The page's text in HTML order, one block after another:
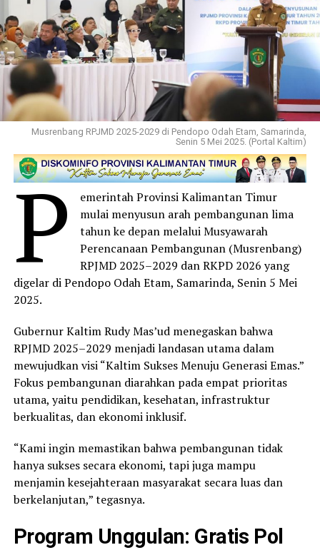
Musrenbang RPJMD 2025-2029 di Pendopo Odah Etam, Samarinda,
Senin 5 Mei 2025. (Portal Kaltim)
P
emerintah Provinsi Kalimantan Timur
mulai menyusun arah pembangunan lima
tahun ke depan melalui Musyawarah
Perencanaan Pembangunan (Musrenbang)
RPJMD 2025–2029 dan RKPD 2026 yang
digelar di Pendopo Odah Etam, Samarinda, Senin 5 Mei
2025.
Gubernur Kaltim Rudy Mas’ud menegaskan bahwa
RPJMD 2025–2029 menjadi landasan utama dalam
mewujudkan visi “Kaltim Sukses Menuju Generasi Emas.”
Fokus pembangunan diarahkan pada empat prioritas
utama, yaitu pendidikan, kesehatan, infrastruktur
berkualitas, dan ekonomi inklusif.
“Kami ingin memastikan bahwa pembangunan tidak
hanya sukses secara ekonomi, tapi juga mampu
menjamin kesejahteraan masyarakat secara luas dan
berkelanjutan,” tegasnya.
Program Unggulan: Gratis Pol